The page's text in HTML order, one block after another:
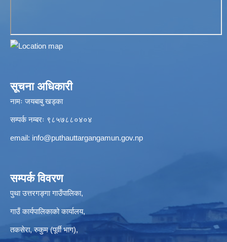
सूचना अधिकारी
नामः जयबाबु खड्का
सम्पर्क नम्बरः ९८५७८८०४०४
email: info@puthauttargangamun.gov.np
सम्पर्क विवरण
पुथा उत्तरगङ्गा गाउँपालिका,
गाउँ कार्यपालिकाको कार्यालय,
तकसेरा, रुकुम (पूर्वी भाग),